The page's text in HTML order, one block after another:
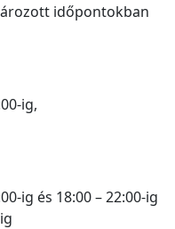
időpontokban
ig,
ig és 18:00 – 22:00-ig